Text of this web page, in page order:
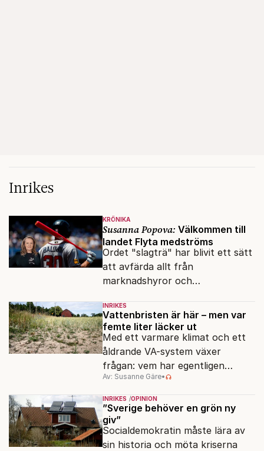
Inrikes
KRÖNIKA
Susanna Popova: Välkommen till
landet Flyta medströms
Ordet "slagträ" har blivit ett sätt
att avfärda allt från
marknadshyror och
om antisemitism.
INRIKES
Vattenbristen är här – men var
femte liter läcker ut
Med ett varmare klimat och ett
åldrande VA-system växer
frågan: vem har egentligen
ansvar för Sveriges
vattenresurser?
Av: Susanne Gäre•
INRIKES OPINION
”Sverige behöver en grön ny
giv”
Socialdemokratin måste lära av
sin historia och möta kriserna